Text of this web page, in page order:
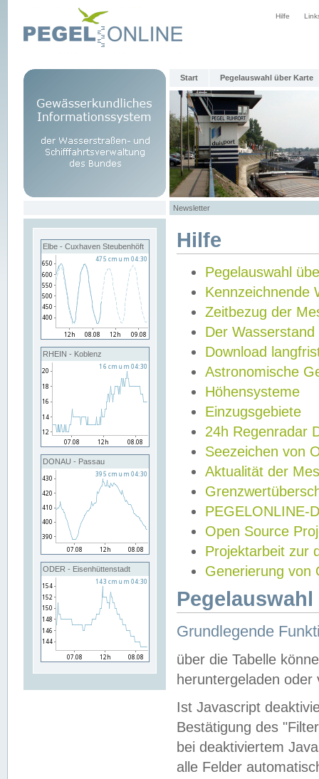
Hilfe
Start Pegelauswahl über Karte
Newsletter
Elbe - Cuxhaven Steubenhöft
RHEIN - Koblenz
DONAU - Passau
ODER - Eisenhüttenstadt
Hilfe
Pegelauswahl
Kennzeichnende
Zeitbezug der
Der Wasserstand
Download
Astronomische
Höhensysteme
Einzugsgebiete
24h Regenradar
Seezeichen von
Aktualität der
PEGELONLINE-
Open Source
Projektarbeit zur
Generierung von
Grundlegende
über die Tabelle
heruntergeladen oder
Ist Javascript
Bestätigung des
bei deaktiviertem
alle Felder